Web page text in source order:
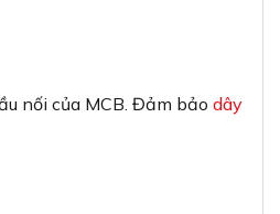
nối của MCB. Đảm bảo dây